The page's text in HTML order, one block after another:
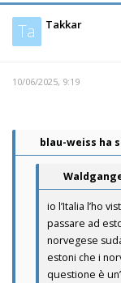
Ta Takkar
10/06/2025, 9:19
blau-weiss ha
io l’Italia l’ho
passare ad
norvegese
estoni che i
questione è